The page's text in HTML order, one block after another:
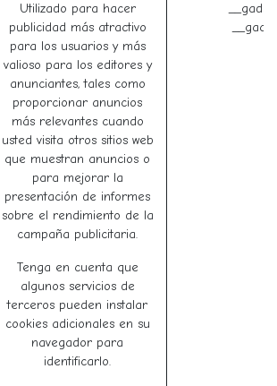
Utilizado para hacer
publicidad más atractivo
para los usuarios y más
valioso para los editores y
anunciantes, tales como
proporcionar anuncios
más relevantes cuando
usted visita otros sitios web
que muestran anuncios o
para mejorar la
presentación de informes
sobre el rendimiento de la
campaña publicitaria.
Tenga en cuenta que
algunos servicios de
terceros pueden instalar
cookies adicionales en su
navegador para
identificarlo.
__gac